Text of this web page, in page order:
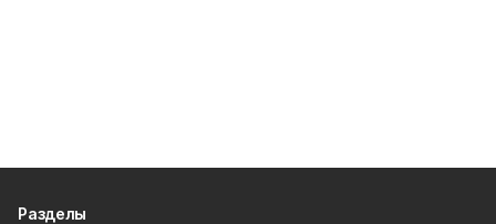
Разделы